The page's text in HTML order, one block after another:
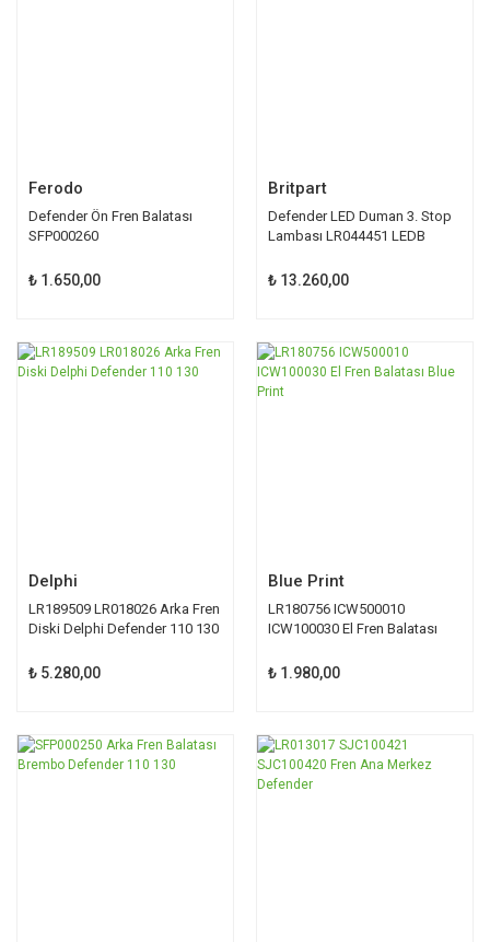
Ferodo
Defender Ön Fren Balatası
SFP000260
₺ 1.650,00
Britpart
Defender LED Duman 3. Stop
Lambası LR044451 LEDB
₺ 13.260,00
Delphi
LR189509 LR018026 Arka Fren
Diski Delphi Defender 110 130
₺ 5.280,00
Blue Print
LR180756 ICW500010
ICW100030 El Fren Balatası
₺ 1.980,00